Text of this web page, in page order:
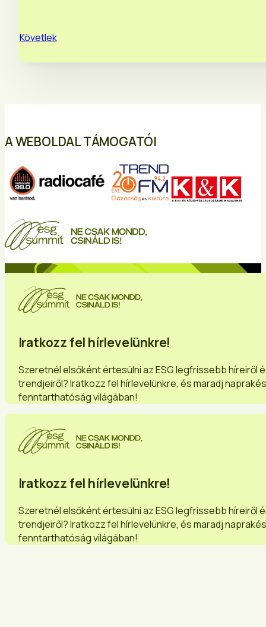
Követlek
A WEBOLDAL TÁMOGATÓI
Iratkozz fel hírlevelünkre!
Szeretnél elsőként értesülni az ESG legfrissebb híreiről
trendjeiről? Iratkozz fel hírlevelünkre, és maradj
fenntarthatóság világában!
Iratkozz fel hírlevelünkre!
Szeretnél elsőként értesülni az ESG legfrissebb híreiről
trendjeiről? Iratkozz fel hírlevelünkre, és maradj
fenntarthatóság világában!